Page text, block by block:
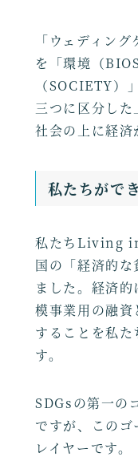
「ウェディン
を「環境（
（SOCIETY）
三つに区分した
社会の上に経済
私たちがで
私たちLiving
国の「経済的
ました。経済
模事業用の融
することを私
す。
SDGsの第一の
ですが、この
レイヤーです。